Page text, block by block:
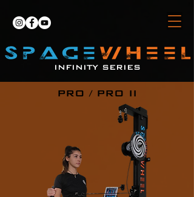
INFINITY SERIES
PRO / PRO II